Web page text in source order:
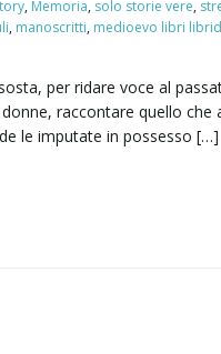
, Memoria, solo storie vere,
, manoscritti, medioevo libri
per ridare voce al
raccontare quello
le imputate in possesso […]